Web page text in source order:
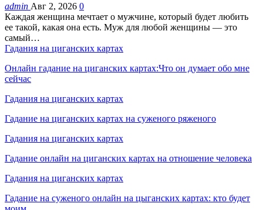
admin Авг 2, 2026 0
Каждая женщина мечтает о мужчине, который будет любить
ее такой, какая она есть. Муж для любой женщины — это
самый…
Гадания на циганских картах
Онлайн гадание на циганских картах:Что он думает обо мне
сейчас
Гадания на циганских картах
Гадание на циганских картах на суженого ряженого
Гадания на циганских картах
Гадание онлайн на циганских картах на отношение человека
Гадания на циганских картах
Гадание на суженого онлайн на цыганских картах: кто будет